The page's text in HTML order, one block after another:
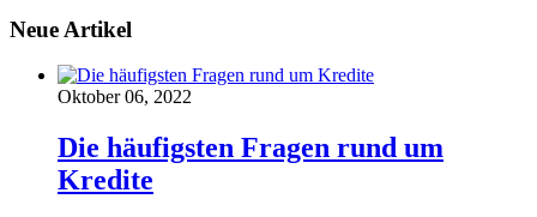
Neue Artikel
Oktober 06, 2022
Die häufigsten Fragen rund um
Kredite